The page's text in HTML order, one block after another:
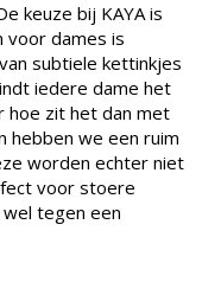
keuze bij KAYA is
voor dames is
subtiele kettinkjes
iedere dame het
hoe zit het dan met
hebben we een ruim
worden echter niet
voor stoere
tegen een